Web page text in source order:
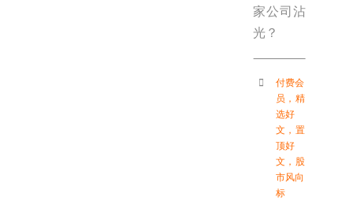
家公司沾
光？
付费会
员 ， 精
选好
文 ， 置
顶好
文 ， 股
市风向
标